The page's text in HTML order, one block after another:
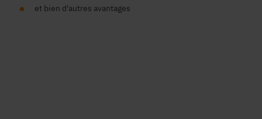
et bien d'autres avantages